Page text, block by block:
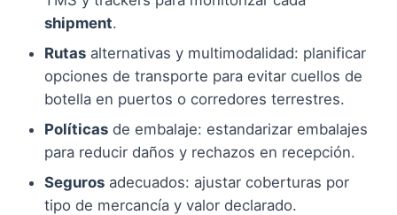
shipment.
Rutas alternativas y multimodalidad: planificar
opciones de transporte para evitar cuellos de
botella en puertos o corredores terrestres.
Políticas de embalaje: estandarizar embalajes
para reducir daños y rechazos en recepción.
Seguros adecuados: ajustar coberturas por
tipo de mercancía y valor declarado.